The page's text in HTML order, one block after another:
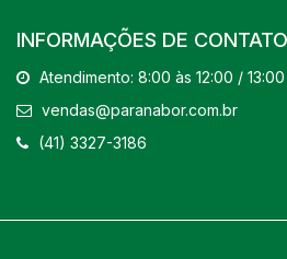
INFORMAÇÕES DE CONTATO
Atendimento: 8:00 às 12:00 /
vendas@paranabor.com.br
(41) 3327-3186